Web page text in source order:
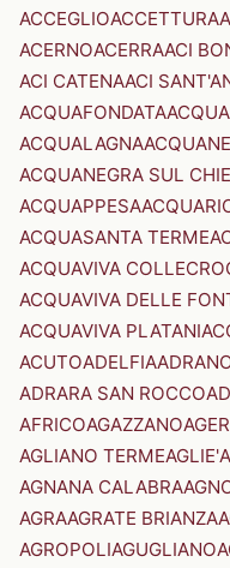
ACCEGLIOACCETTURA
ACERNOACERRAACI
ACI CATENAACI
ACQUAFONDATA
ACQUALAGNA
ACQUANEGRA SUL
ACQUAPPESA
ACQUASANTA TERME
ACQUAVIVA
ACQUAVIVA DELLE
ACQUAVIVA PLATANI
ACUTOADELFIA
ADRARA SAN ROCCO
AFRICOAGAZZANO
AGLIANO TERMEAGLIE'
AGNANA CALABRA
AGRAAGRATE BRIANZA
AGROPOLIAGUGLIANO